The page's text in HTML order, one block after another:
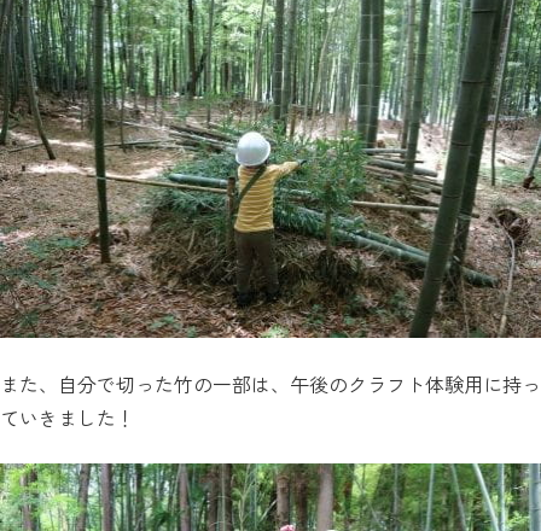
また、自分で切った竹の一部は、午後のクラフト体験用に持っ
ていきました！